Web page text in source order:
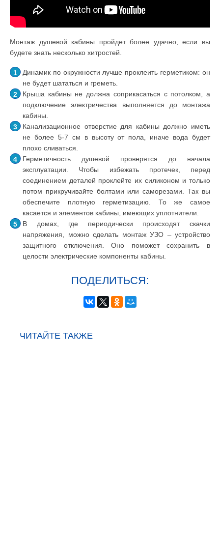
Монтаж душевой кабины пройдет более удачно, если вы
будете знать несколько хитростей.
Динамик по окружности лучше проклеить герметиком: он
не будет шататься и греметь.
Крыша кабины не должна соприкасаться с потолком, а
подключение электричества выполняется до монтажа
кабины.
Канализационное отверстие для кабины должно иметь
не более 5-7 см в высоту от пола, иначе вода будет
плохо сливаться.
Герметичность душевой проверятся до начала
эксплуатации. Чтобы избежать протечек, перед
соединением деталей проклейте их силиконом и только
потом прикручивайте болтами или саморезами. Так вы
обеспечите плотную герметизацию. То же самое
касается и элементов кабины, имеющих уплотнители.
В домах, где периодически происходят скачки
напряжения, можно сделать монтаж УЗО – устройство
защитного отключения. Оно поможет сохранить в
целости электрические компоненты кабины.
ПОДЕЛИТЬСЯ:
ЧИТАЙТЕ ТАКЖЕ